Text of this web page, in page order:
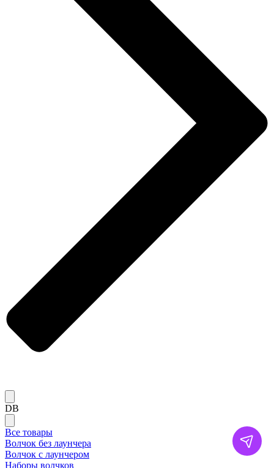
DB
Все товары
Волчок без лаунчера
Волчок с лаунчером
Наборы волчков